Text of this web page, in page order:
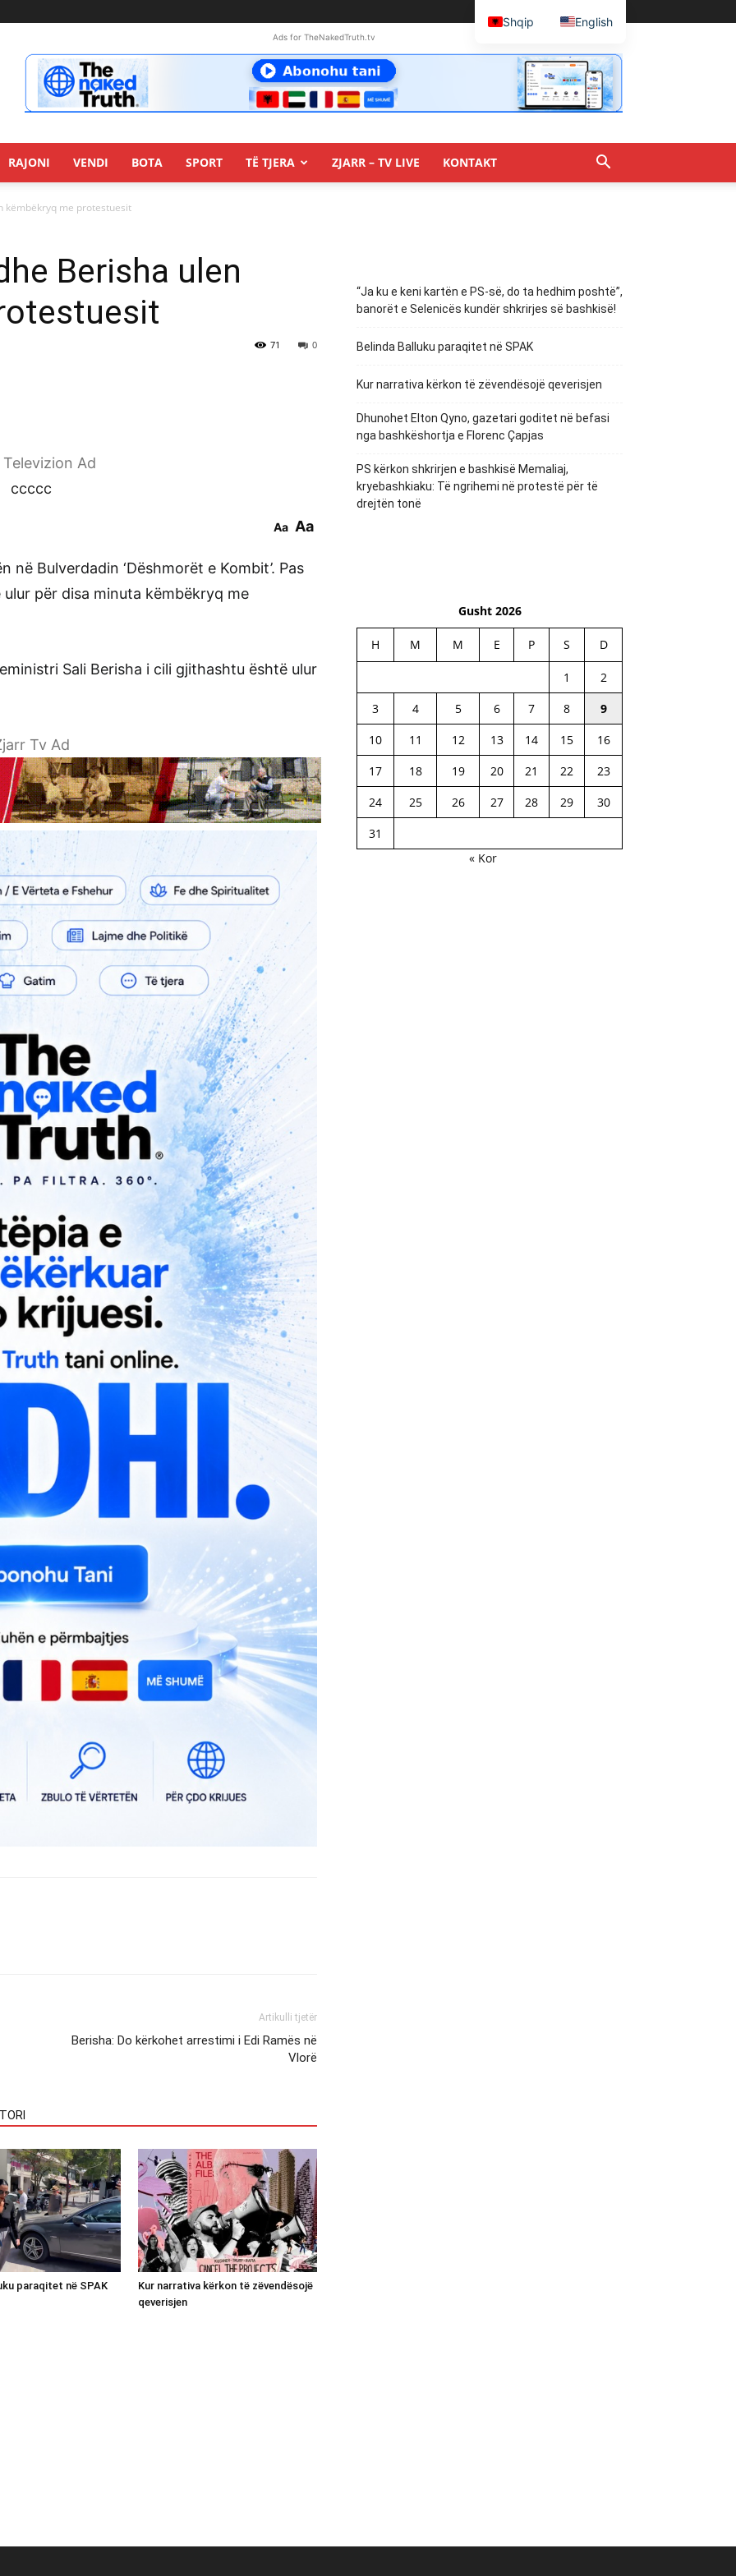
Ads for TheNakedTruth.tv
RAJONI VENDI BOTA SPORT TË TJERA ZJARR – TV LIVE KONTAKT
këmbëkryq me protestuesit
Berisha ulen
0
71
Ad
ccccc
Aa Aa
Bulverdadin ‘Dëshmorët e Kombit’. Pas
për disa minuta këmbëkryq me
Sali Berisha i cili gjithashtu është ulur
Tv Ad
Artikulli tjetër
Berisha: Do kërkohet arrestimi i Edi Ramës në
Vlorë
paraqitet në SPAK
Kur narrativa kërkon të zëvendësojë
qeverisjen
“Ja ku e keni kartën e PS-së, do ta hedhim poshtë”,
banorët e Selenicës kundër shkrirjes së bashkisë!
Belinda Balluku paraqitet në SPAK
Kur narrativa kërkon të zëvendësojë qeverisjen
Dhunohet Elton Qyno, gazetari goditet në befasi
nga bashkëshortja e Florenc Çapjas
PS kërkon shkrirjen e bashkisë Memaliaj,
kryebashkiaku: Të ngrihemi në protestë për të
drejtën tonë
Gusht 2026
H M M E P S D
1
2
3
4 5 6 7 8
9
10
11 12 13 14 15
16
17
18 19 20 21 22
23
24
25 26 27 28 29
30
31
« Kor
Shqip English